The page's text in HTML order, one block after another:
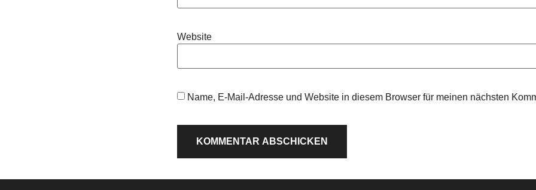
Website
Name, E-Mail-Adresse und Website in diesem Browser für meinen nächsten